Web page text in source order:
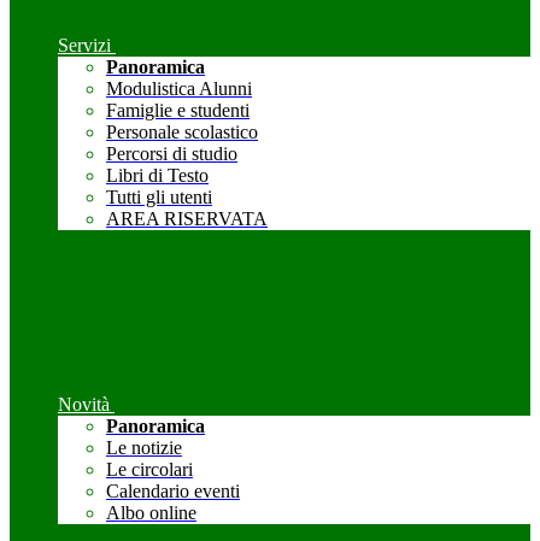
Servizi
Panoramica
Modulistica Alunni
Famiglie e studenti
Personale scolastico
Percorsi di studio
Libri di Testo
Tutti gli utenti
AREA RISERVATA
Novità
Panoramica
Le notizie
Le circolari
Calendario eventi
Albo online